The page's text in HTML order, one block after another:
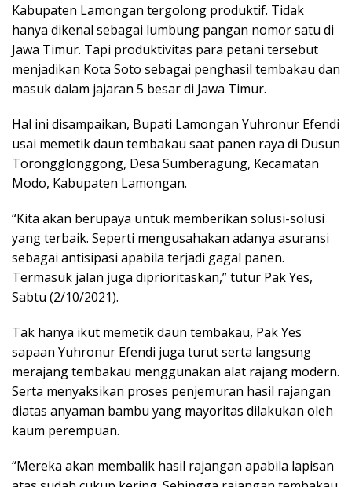
Kabupaten Lamongan tergolong produktif. Tidak
hanya dikenal sebagai lumbung pangan nomor satu di
Jawa Timur. Tapi produktivitas para petani tersebut
menjadikan Kota Soto sebagai penghasil tembakau dan
masuk dalam jajaran 5 besar di Jawa Timur.
Hal ini disampaikan, Bupati Lamongan Yuhronur Efendi
usai memetik daun tembakau saat panen raya di Dusun
Torongglonggong, Desa Sumberagung, Kecamatan
Modo, Kabupaten Lamongan.
“Kita akan berupaya untuk memberikan solusi-solusi
yang terbaik. Seperti mengusahakan adanya asuransi
sebagai antisipasi apabila terjadi gagal panen.
Termasuk jalan juga diprioritaskan,” tutur Pak Yes,
Sabtu (2/10/2021).
Tak hanya ikut memetik daun tembakau, Pak Yes
sapaan Yuhronur Efendi juga turut serta langsung
merajang tembakau menggunakan alat rajang modern.
Serta menyaksikan proses penjemuran hasil rajangan
diatas anyaman bambu yang mayoritas dilakukan oleh
kaum perempuan.
“Mereka akan membalik hasil rajangan apabila lapisan